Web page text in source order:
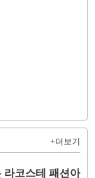
+더보기
라코스테 패션아